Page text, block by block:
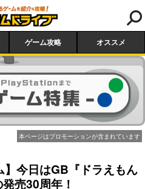
ゲーム攻略 オススメ
本ページはプロモーションが含まれています
】今日はGB『ドラえもん
売30周年！